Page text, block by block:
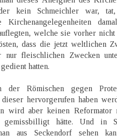
kein Schmeichler war,
Kirchenangelegenheiten
welche sie vorher nicht
dass die jetzt weltlichen
nur fleischlichen Zwecken
hatten.
der Römischen gegen
hervorgerufen haben
wird aber keinen Reformator
hätte. Und in
aus Seckendorf sehen